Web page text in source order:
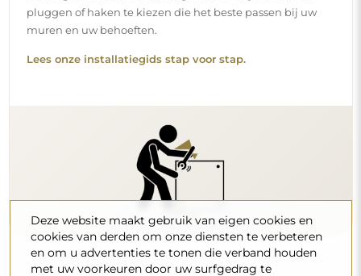
pluggen of haken te kiezen die het beste passen bij uw
muren en uw behoeften.
Lees onze installatiegids stap voor stap.
Deze website maakt gebruik van eigen cookies en
cookies van derden om onze diensten te verbeteren
en om u advertenties te tonen die verband houden
met uw voorkeuren door uw surfgedrag te